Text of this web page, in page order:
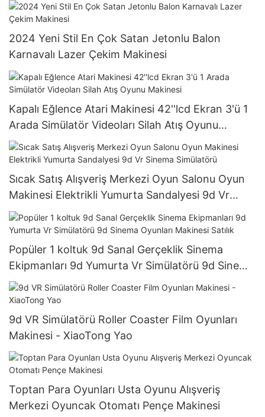
2024 Yeni Stil En Çok Satan Jetonlu Balon
Karnavalı Lazer Çekim Makinesi
Kapalı Eğlence Atari Makinesi 42''lcd Ekran 3'ü 1
Arada Simülatör Videoları Silah Atış Oyunu
Makinesi
Sıcak Satış Alışveriş Merkezi Oyun Salonu Oyun
Makinesi Elektrikli Yumurta Sandalyesi 9d Vr
Sinema Simülatörü
Popüler 1 koltuk 9d Sanal Gerçeklik Sinema
Ekipmanları 9d Yumurta Vr Simülatörü 9d Sinema
Oyunları Makinesi Satılık
9d VR Simülatörü Roller Coaster Film Oyunları
Makinesi - XiaoTong Yao
Toptan Para Oyunları Usta Oyunu Alışveriş
Merkezi Oyuncak Otomatı Pençe Makinesi